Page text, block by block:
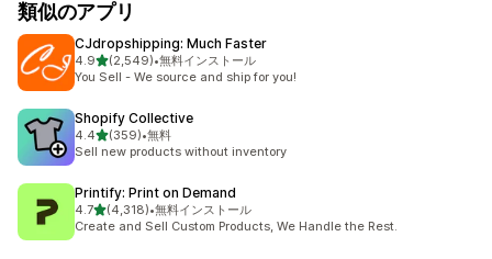
類似のアプリ
CJdropshipping: Much Faster
4.95つ星中
(2,549)
合計レビュー数：2549件
•無料インストール
You Sell - We source and ship for you!
Shopify Collective
4.45つ星中
(359)
合計レビュー数：359件
•無料
Sell new products without inventory
Printify: Print on Demand
4.75つ星中
(4,318)
合計レビュー数：4318件
•無料インストール
Create and Sell Custom Products, We Handle the Rest.